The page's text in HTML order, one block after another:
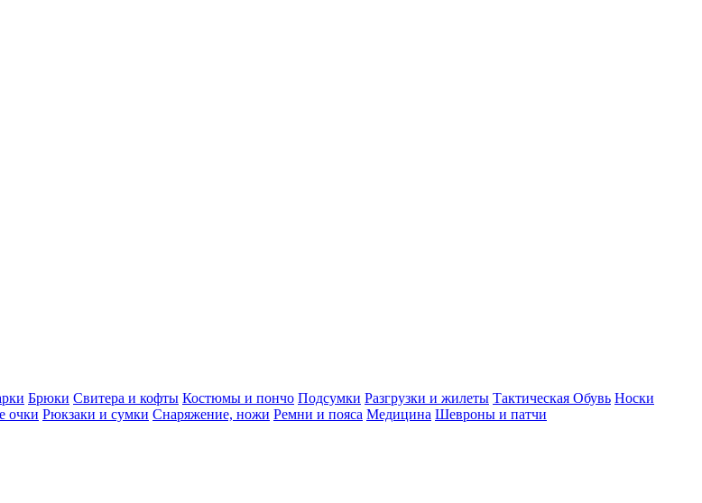
Брюки Свитера и кофты Костюмы и пончо Подсумки Разгрузки и жилеты Тактическая Обувь Носки
очки Рюкзаки и сумки Снаряжение, ножи Ремни и пояса Медицина Шевроны и патчи